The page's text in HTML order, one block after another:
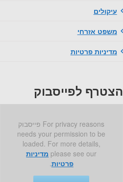
עיקולים
משפט אזרחי
מדיניות פרטיות
הצטרף לפייסבוק
For privacy reasons פייסבוק
needs your permission to be
loaded. For more details,
please see our מדיניות
פרטיות.